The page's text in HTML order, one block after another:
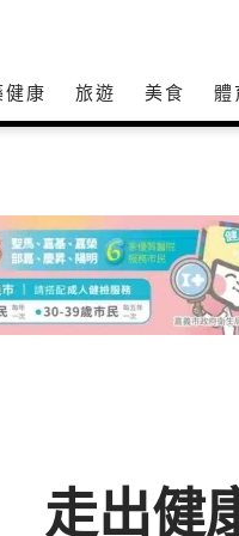
健康 旅遊 美食 體
走出健